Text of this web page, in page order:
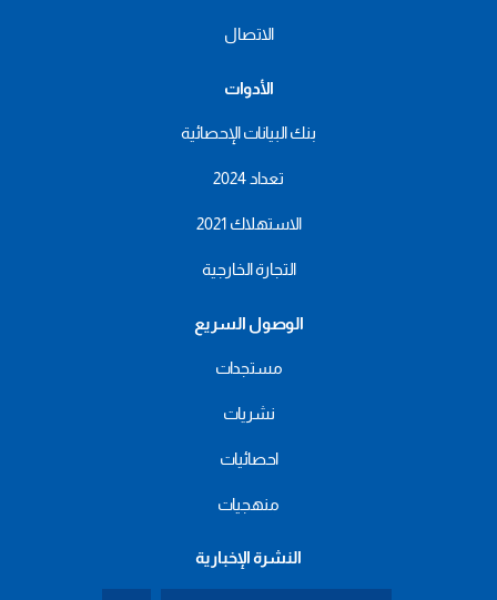
الاتصال
الأدوات
بنك البيانات الإحصائية
تعداد 2024
الاستهلاك 2021
التجارة الخارجية
الوصول السريع
مستجدات
نشريات
احصائيات
منهجيات
النشرة الإخبارية